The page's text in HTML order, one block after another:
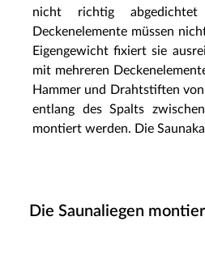
nicht richtig
Deckenelemente müssen
Eigengewicht fixiert sie
mit mehreren
Hammer und Drahtstiften
entlang des Spalts
montiert werden. Die
Die Saunaliegen